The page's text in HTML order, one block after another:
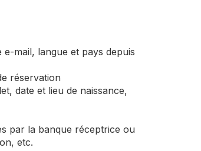
mail, langue et pays depuis
réservation
date et lieu de naissance,
par la banque réceptrice ou
etc.